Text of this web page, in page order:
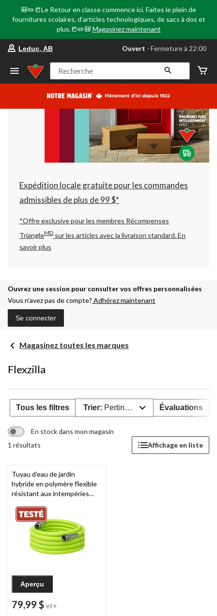
🎒✏️📒Le Retour en classe commence ici. Faites le plein de
fournitures scolaires, d'articles technologiques, de sacs à dos et
plus.📒✏️🎒 Magasinez maintenant
votre
préféré
Leduc,
AB,
courament
Fermeture
à
22:00
cliquer
pour
changer
Leduc, AB Ouvert ⋅ Fermeture à 22:00
Recherche
Expédition locale gratuite pour les commandes
admissibles de plus de 99 $*
*Offre exclusive pour les membres Récompenses
TriangleMD sur les articles avec la livraison standard.En
savoir plus
Ouvrez une session pour consulter vos offres personnalisées
Vous n’avez pas de compte? Adhérez maintenant
Se connecter
Magasinez toutes les marques
Flexzilla
Tous les filtres Trier: Pertinence Évaluations
En stock dans mon magasin
1 résultats
Affichage en liste
Tuyau d’eau de jardin
hybride en polymère flexible
résistant aux intempéries
l’eau potable, 5/8 po
Aperçu
79,99 $ et+